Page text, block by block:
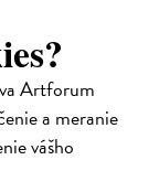
Artforum
a meranie
vášho
audiokniha
svobodě? Pak